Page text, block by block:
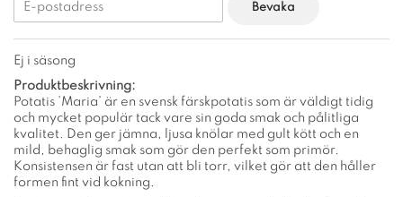
Bevaka
Ej i säsong
Produktbeskrivning:
Potatis ’Maria’ är en svensk färskpotatis som är väldigt tidig
och mycket populär tack vare sin goda smak och pålitliga
kvalitet. Den ger jämna, ljusa knölar med gult kött och en
mild, behaglig smak som gör den perfekt som primör.
Konsistensen är fast utan att bli torr, vilket gör att den håller
formen fint vid kokning.